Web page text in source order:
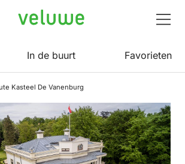
Veluwe
In de buurt Favorieten
Kasteel De Vanenburg